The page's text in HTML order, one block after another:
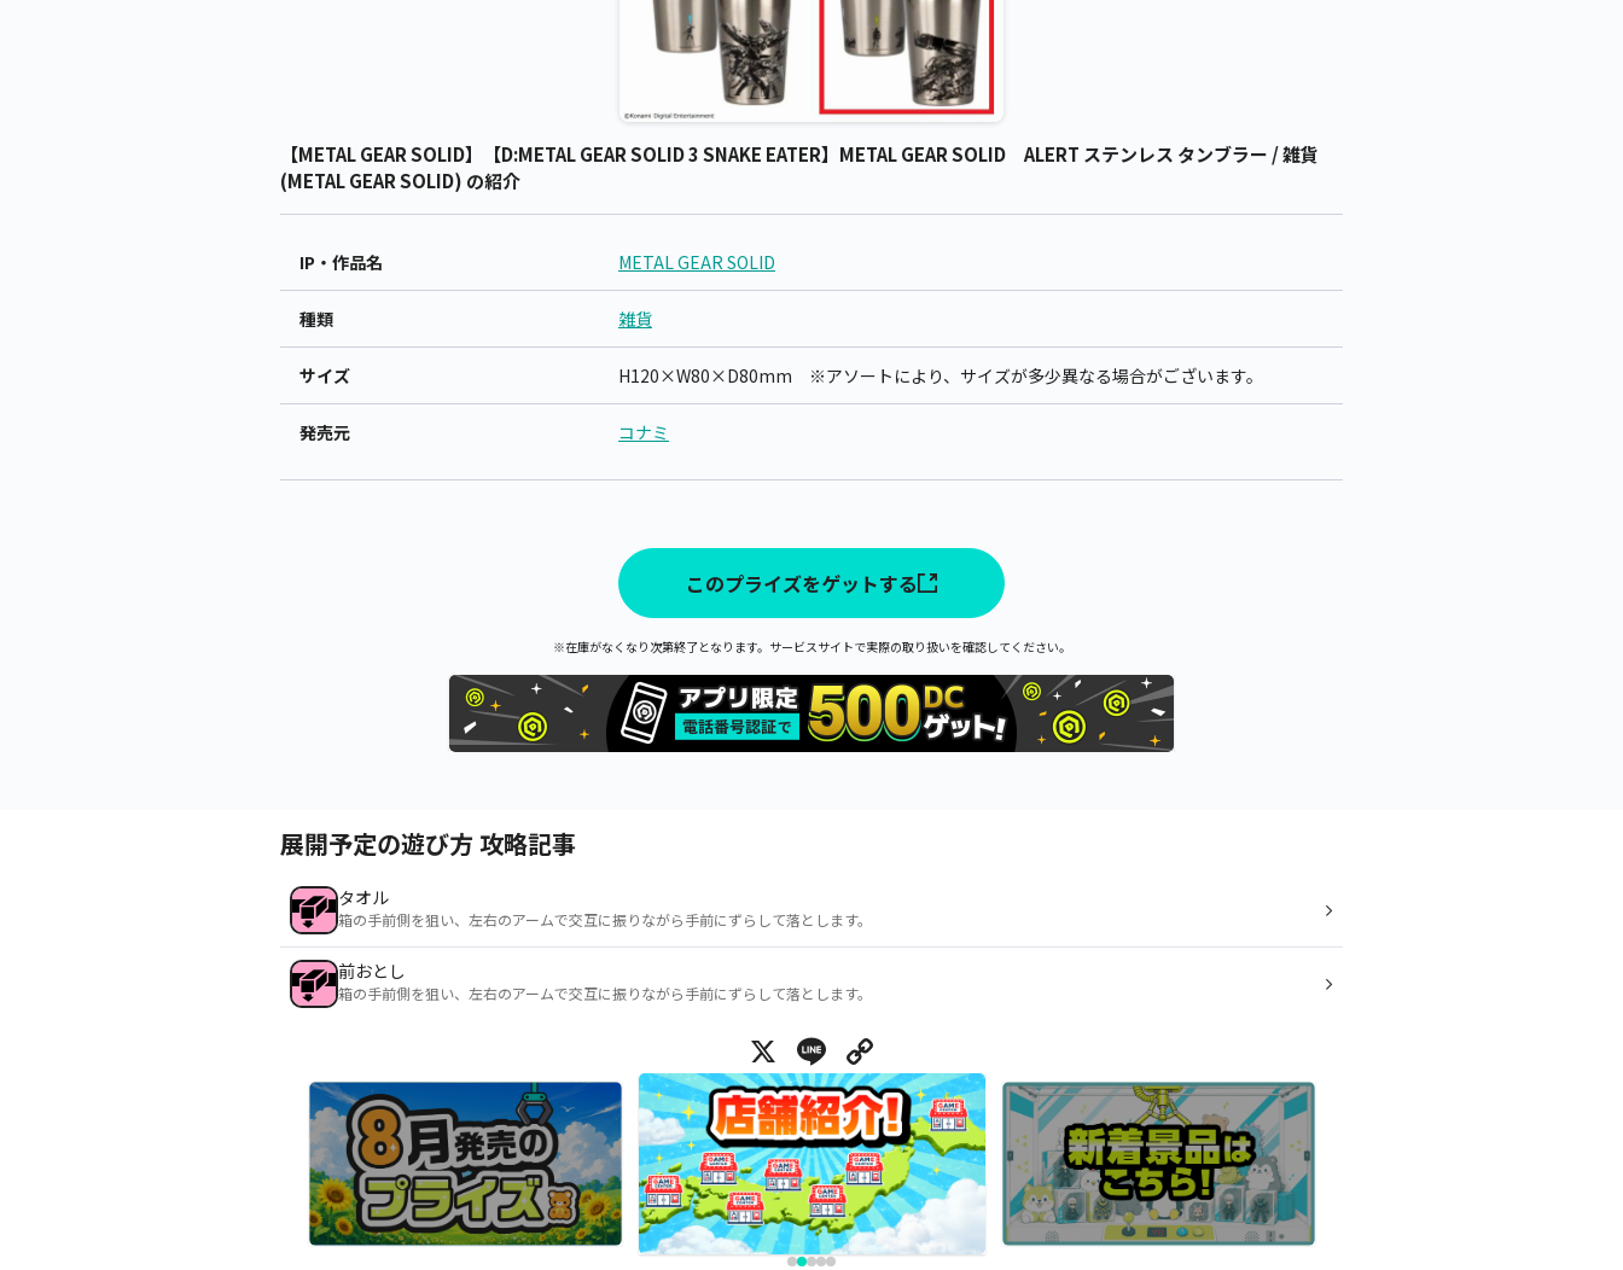
【METAL GEAR SOLID】【D:METAL GEAR SOLID 3 SNAKE EATER】METAL GEAR SOLID ALERT ステンレス タンブラー / 雑貨
(METAL GEAR SOLID) の紹介
IP・作品名 METAL GEAR SOLID
種類 雑貨
サイズ H120×W80×D80mm ※アソートにより、サイズが多少異なる場合がございます。
発売元 コナミ
このプライズをゲットする
※在庫がなくなり次第終了となります。サービスサイトで実際の取り扱いを確認してください。
展開予定の遊び方 攻略記事
タオル
箱の手前側を狙い、左右のアームで交互に振りながら手前にずらして落とします。
前おとし
箱の手前側を狙い、左右のアームで交互に振りながら手前にずらして落とします。
X Line